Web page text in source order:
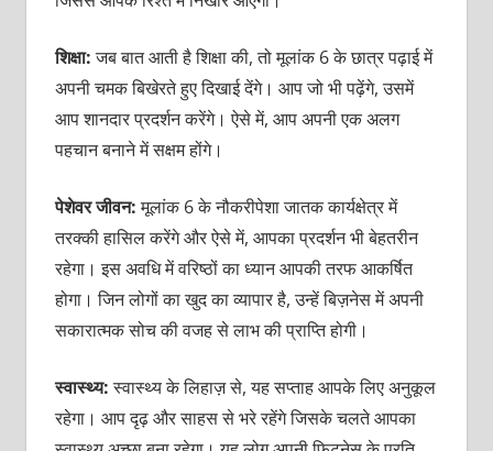
शिक्षा:जब बात आती है शिक्षा की, तो मूलांक 6 के छात्र पढ़ाई में
अपनी चमक बिखेरते हुए दिखाई देंगे। आप जो भी पढ़ेंगे, उसमें
आप शानदार प्रदर्शन करेंगे। ऐसे में, आप अपनी एक अलग
पहचान बनाने में सक्षम होंगे।
पेशेवर जीवन:मूलांक 6 के नौकरीपेशा जातक कार्यक्षेत्र में
तरक्की हासिल करेंगे और ऐसे में, आपका प्रदर्शन भी बेहतरीन
रहेगा। इस अवधि में वरिष्ठों का ध्यान आपकी तरफ आकर्षित
होगा। जिन लोगों का खुद का व्यापार है, उन्हें बिज़नेस में अपनी
सकारात्मक सोच की वजह से लाभ की प्राप्ति होगी।
स्वास्थ्य:स्वास्थ्य के लिहाज़ से, यह सप्ताह आपके लिए अनुकूल
रहेगा। आप दृढ़ और साहस से भरे रहेंगे जिसके चलते आपका